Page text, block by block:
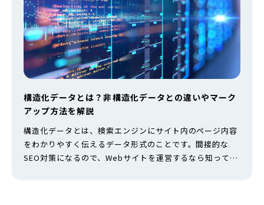
構造化データとは？非構造化データとの違いやマーク
アップ方法を解説
構造化データとは、検索エンジンにサイト内のページ内容
をわかりやすく伝えるデータ形式のことです。間接的な
SEO対策になるので、Webサイトを運営するなら知ってお